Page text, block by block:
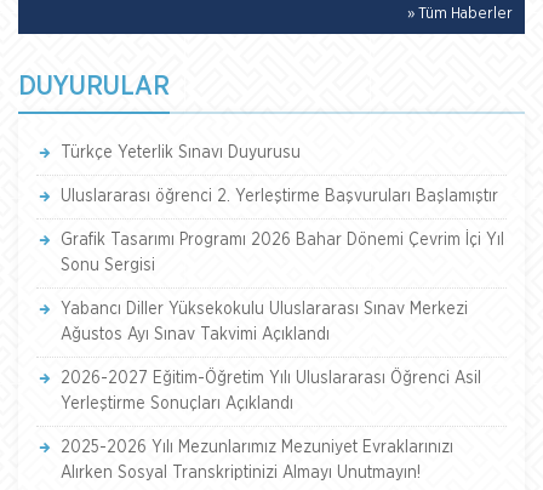
» Tüm Haberler
DUYURULAR
Türkçe Yeterlik Sınavı Duyurusu
Uluslararası öğrenci 2. Yerleştirme Başvuruları Başlamıştır
Grafik Tasarımı Programı 2026 Bahar Dönemi Çevrim İçi Yıl
Sonu Sergisi
Yabancı Diller Yüksekokulu Uluslararası Sınav Merkezi
Ağustos Ayı Sınav Takvimi Açıklandı
2026-2027 Eğitim-Öğretim Yılı Uluslararası Öğrenci Asil
Yerleştirme Sonuçları Açıklandı
2025-2026 Yılı Mezunlarımız Mezuniyet Evraklarınızı
Alırken Sosyal Transkriptinizi Almayı Unutmayın!